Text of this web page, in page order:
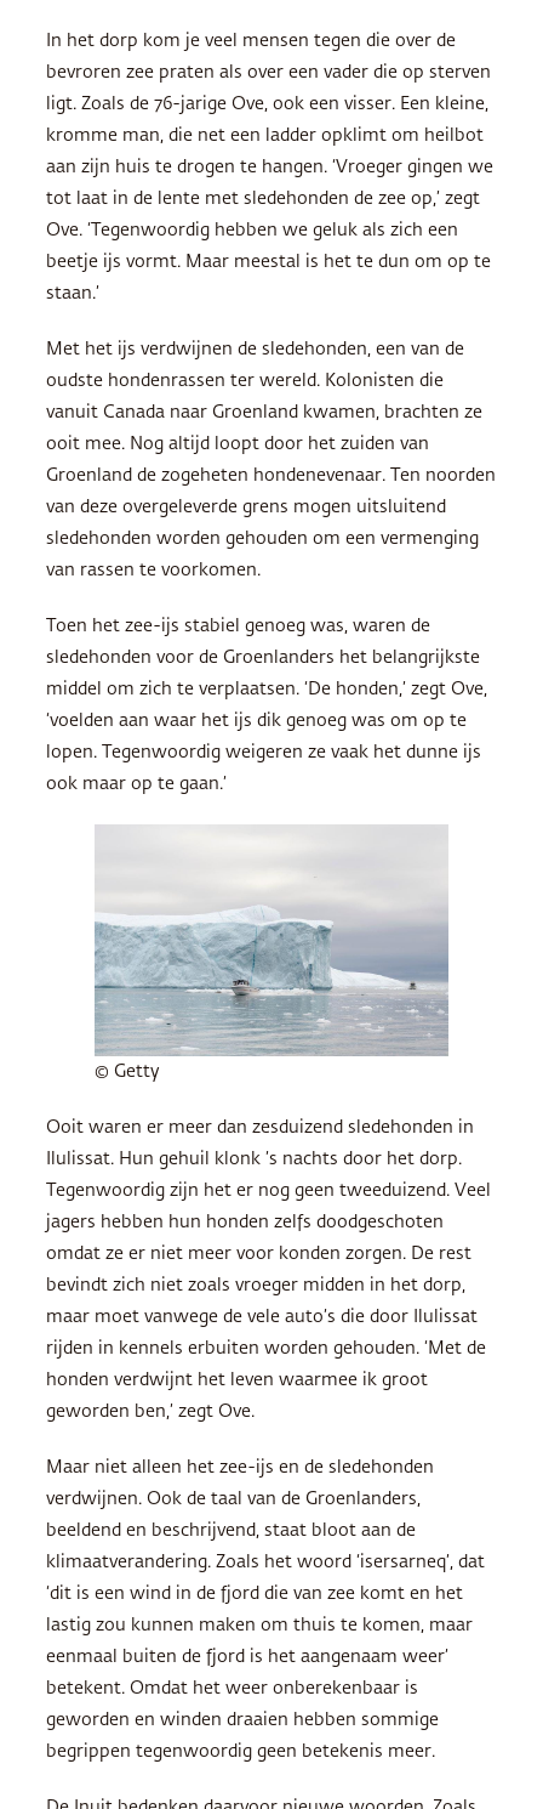
In het dorp kom je veel mensen tegen die over de
bevroren zee praten als over een vader die op sterven
ligt. Zoals de 76-jarige Ove, ook een visser. Een kleine,
kromme man, die net een ladder opklimt om heilbot
aan zijn huis te drogen te hangen. ‘Vroeger gingen we
tot laat in de lente met sledehonden de zee op,’ zegt
Ove. ‘Tegenwoordig hebben we geluk als zich een
beetje ijs vormt. Maar meestal is het te dun om op te
staan.’
Met het ijs verdwijnen de sledehonden, een van de
oudste hondenrassen ter wereld. Kolonisten die
vanuit Canada naar Groenland kwamen, brachten ze
ooit mee. Nog altijd loopt door het zuiden van
Groenland de zogeheten hondenevenaar. Ten noorden
van deze overgeleverde grens mogen uitsluitend
sledehonden worden gehouden om een vermenging
van rassen te voorkomen.
Toen het zee-ijs stabiel genoeg was, waren de
sledehonden voor de Groenlanders het belangrijkste
middel om zich te verplaatsen. ‘De honden,’ zegt Ove,
‘voelden aan waar het ijs dik genoeg was om op te
lopen. Tegenwoordig weigeren ze vaak het dunne ijs
ook maar op te gaan.’
© Getty
Ooit waren er meer dan zesduizend sledehonden in
Ilulissat. Hun gehuil klonk ’s nachts door het dorp.
Tegenwoordig zijn het er nog geen tweeduizend. Veel
jagers hebben hun honden zelfs doodgeschoten
omdat ze er niet meer voor konden zorgen. De rest
bevindt zich niet zoals vroeger midden in het dorp,
maar moet vanwege de vele auto’s die door Ilulissat
rijden in kennels erbuiten worden gehouden. ‘Met de
honden verdwijnt het leven waarmee ik groot
geworden ben,’ zegt Ove.
Maar niet alleen het zee-ijs en de sledehonden
verdwijnen. Ook de taal van de Groenlanders,
beeldend en beschrijvend, staat bloot aan de
klimaatverandering. Zoals het woord ‘isersarneq’, dat
‘dit is een wind in de fjord die van zee komt en het
lastig zou kunnen maken om thuis te komen, maar
eenmaal buiten de fjord is het aangenaam weer’
betekent. Omdat het weer onberekenbaar is
geworden en winden draaien hebben sommige
begrippen tegenwoordig geen betekenis meer.